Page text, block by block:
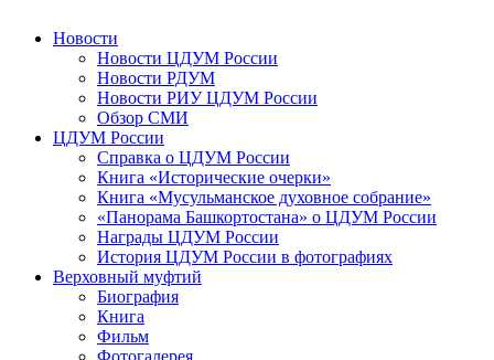
Новости
Новости ЦДУМ России
Новости РДУМ
Новости РИУ ЦДУМ России
Обзор СМИ
ЦДУМ России
Справка о ЦДУМ России
Книга «Исторические очерки»
Книга «Мусульманское духовное собрание»
«Панорама Башкортостана» о ЦДУМ России
Награды ЦДУМ России
История ЦДУМ России в фотографиях
Верховный муфтий
Биография
Книга
Фильм
Фотогалерея